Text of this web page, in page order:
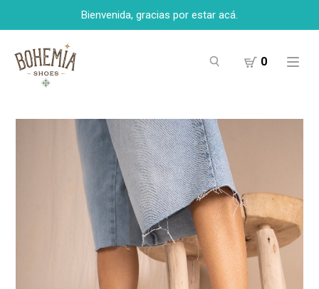
Bienvenida, gracias por estar acá.
0